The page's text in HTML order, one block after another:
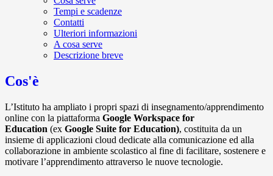
Tempi e scadenze
Contatti
Ulteriori informazioni
A cosa serve
Descrizione breve
Cos'è
L’Istituto ha ampliato i propri spazi di insegnamento/apprendimento
online con la piattaforma Google Workspace for
Education (ex Google Suite for Education), costituita da un
insieme di applicazioni cloud dedicate alla comunicazione ed alla
collaborazione in ambiente scolastico al fine di facilitare, sostenere e
motivare l’apprendimento attraverso le nuove tecnologie.